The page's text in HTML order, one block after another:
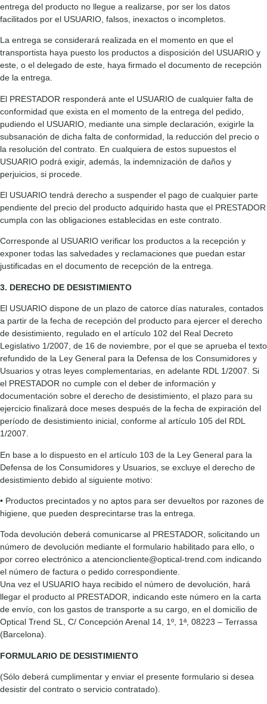
entrega del producto no llegue a realizarse, por ser los datos
facilitados por el USUARIO, falsos, inexactos o incompletos.
La entrega se considerará realizada en el momento en que el
transportista haya puesto los productos a disposición del USUARIO y
este, o el delegado de este, haya firmado el documento de recepción
de la entrega.
El PRESTADOR responderá ante el USUARIO de cualquier falta de
conformidad que exista en el momento de la entrega del pedido,
pudiendo el USUARIO, mediante una simple declaración, exigirle la
subsanación de dicha falta de conformidad, la reducción del precio o
la resolución del contrato. En cualquiera de estos supuestos el
USUARIO podrá exigir, además, la indemnización de daños y
perjuicios, si procede.
El USUARIO tendrá derecho a suspender el pago de cualquier parte
pendiente del precio del producto adquirido hasta que el PRESTADOR
cumpla con las obligaciones establecidas en este contrato.
Corresponde al USUARIO verificar los productos a la recepción y
exponer todas las salvedades y reclamaciones que puedan estar
justificadas en el documento de recepción de la entrega.
3. DERECHO DE DESISTIMIENTO
El USUARIO dispone de un plazo de catorce días naturales, contados
a partir de la fecha de recepción del producto para ejercer el derecho
de desistimiento, regulado en el artículo 102 del Real Decreto
Legislativo 1/2007, de 16 de noviembre, por el que se aprueba el texto
refundido de la Ley General para la Defensa de los Consumidores y
Usuarios y otras leyes complementarias, en adelante RDL 1/2007. Si
el PRESTADOR no cumple con el deber de información y
documentación sobre el derecho de desistimiento, el plazo para su
ejercicio finalizará doce meses después de la fecha de expiración del
período de desistimiento inicial, conforme al artículo 105 del RDL
1/2007.
En base a lo dispuesto en el artículo 103 de la Ley General para la
Defensa de los Consumidores y Usuarios, se excluye el derecho de
desistimiento debido al siguiente motivo:
• Productos precintados y no aptos para ser devueltos por razones de
higiene, que pueden desprecintarse tras la entrega.
Toda devolución deberá comunicarse al PRESTADOR, solicitando un
número de devolución mediante el formulario habilitado para ello, o
por correo electrónico a atencioncliente@optical-trend.com indicando
el número de factura o pedido correspondiente.
Una vez el USUARIO haya recibido el número de devolución, hará
llegar el producto al PRESTADOR, indicando este número en la carta
de envío, con los gastos de transporte a su cargo, en el domicilio de
Optical Trend SL, C/ Concepción Arenal 14, 1º, 1ª, 08223 – Terrassa
(Barcelona).
FORMULARIO DE DESISTIMIENTO
(Sólo deberá cumplimentar y enviar el presente formulario si desea
desistir del contrato o servicio contratado).